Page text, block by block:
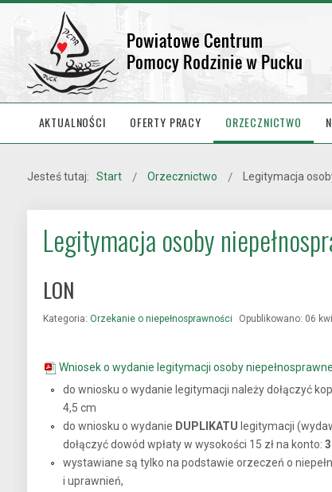
AKTUALNOŚCI OFERTY PRACY ORZECZNICTWO
Jesteś tutaj: Start Orzecznictwo Legitymacja
Legitymacja osoby
LON
Kategoria: Orzekanie o niepełnosprawności Opublikowano: 06
Wniosek o wydanie legitymacji osoby
do wniosku o wydanie legitymacji należy dołączyć
4,5 cm
do wniosku o wydanie DUPLIKATU legitymacji
dołączyć dowód wpłaty w wysokości 15 zł na konto:
wystawiane są tylko na podstawie orzeczeń o
i uprawnień,